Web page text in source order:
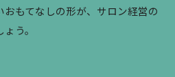
もてなしの形が、サロン経営の
う。